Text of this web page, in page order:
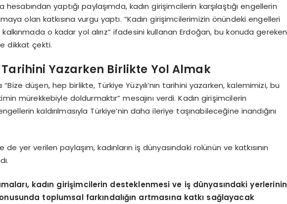
yaptığı paylaşımda, kadın girişimcilerin karşılaştığı engellerin
olan katkısına vurgu yaptı. “Kadın girişimcilerimizin önündeki engelleri
o kadar yol alırız” ifadesini kullanan Erdoğan, bu konuda gereken
dikkat çekti.
Tarihini Yazarken Birlikte Yol Almak
“Bize düşen, hep birlikte, Türkiye Yüzyılı’nın tarihini yazarken, kalemimizi, bu
mürekkebiyle doldurmaktır” mesajını verdi. Kadın girişimcilerin
kaldırılmasıyla Türkiye’nin daha ileriye taşınabileceğine inandığını
yer verilen paylaşım, kadınların iş dünyasındaki rolünün ve katkısının
kadın girişimcilerin desteklenmesi ve iş dünyasındaki yerlerinin
toplumsal farkındalığın artmasına katkı sağlayacak